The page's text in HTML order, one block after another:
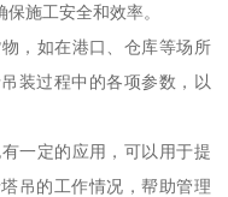
施工安全和效率。
，如在港口、仓库等场所
装过程中的各项参数，以
一定的应用，可以用于提
吊的工作情况，帮助管理